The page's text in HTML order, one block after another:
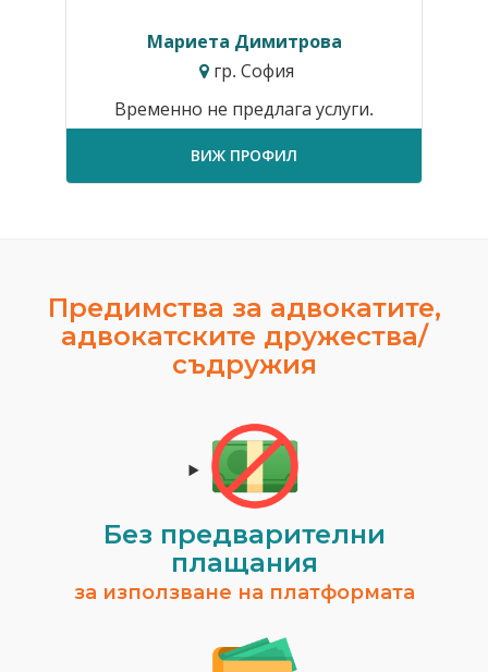
Мариета Димитрова
гр. София
Временно не предлага услуги.
ВИЖ ПРОФИЛ
Предимства за адвокатите,
адвокатските дружества/
съдружия
Без предварителни
плащания
за използване на платформата